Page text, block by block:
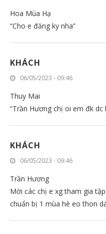
Hoa Mùa Hạ
“Cho e đăng ky nha”
KHÁCH
06/05/2023 - 09:46
Thuy Mai
“Trần Hương chị oi em đk dc
KHÁCH
06/05/2023 - 09:46
Trần Hương
Mời các chị e xg tham gia
chuẩn bị 1 mùa hè eo thon